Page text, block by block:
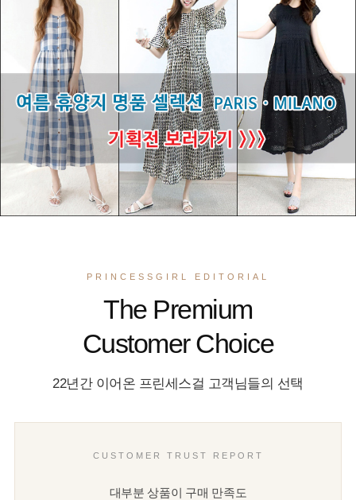
PRINCESSGIRL EDITORIAL
The Premium
Customer Choice
22년간 이어온 프린세스걸 고객님들의 선택
CUSTOMER TRUST REPORT
대부분 상품이 구매 만족도